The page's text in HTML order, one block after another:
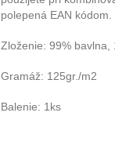
polepená EAN kódom.
Zloženie: 99% bavlna,
Gramáž: 125gr./m2
Balenie: 1ks